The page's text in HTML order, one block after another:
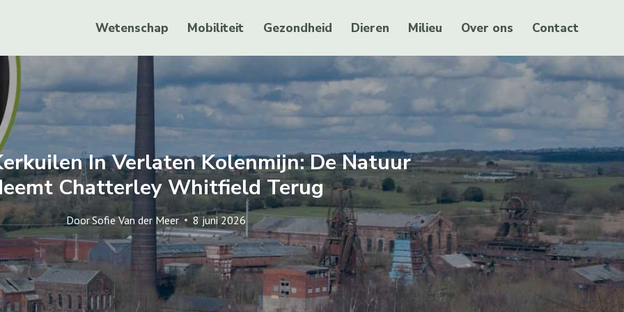
Wetenschap Mobiliteit Gezondheid Dieren Milieu Over ons Contact
In Verlaten Kolenmijn: De Natuur
Chatterley Whitfield Terug
DoorSofie Van der Meer 8 juni 2026